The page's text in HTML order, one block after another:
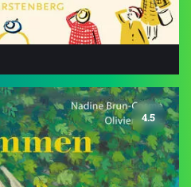
4.5